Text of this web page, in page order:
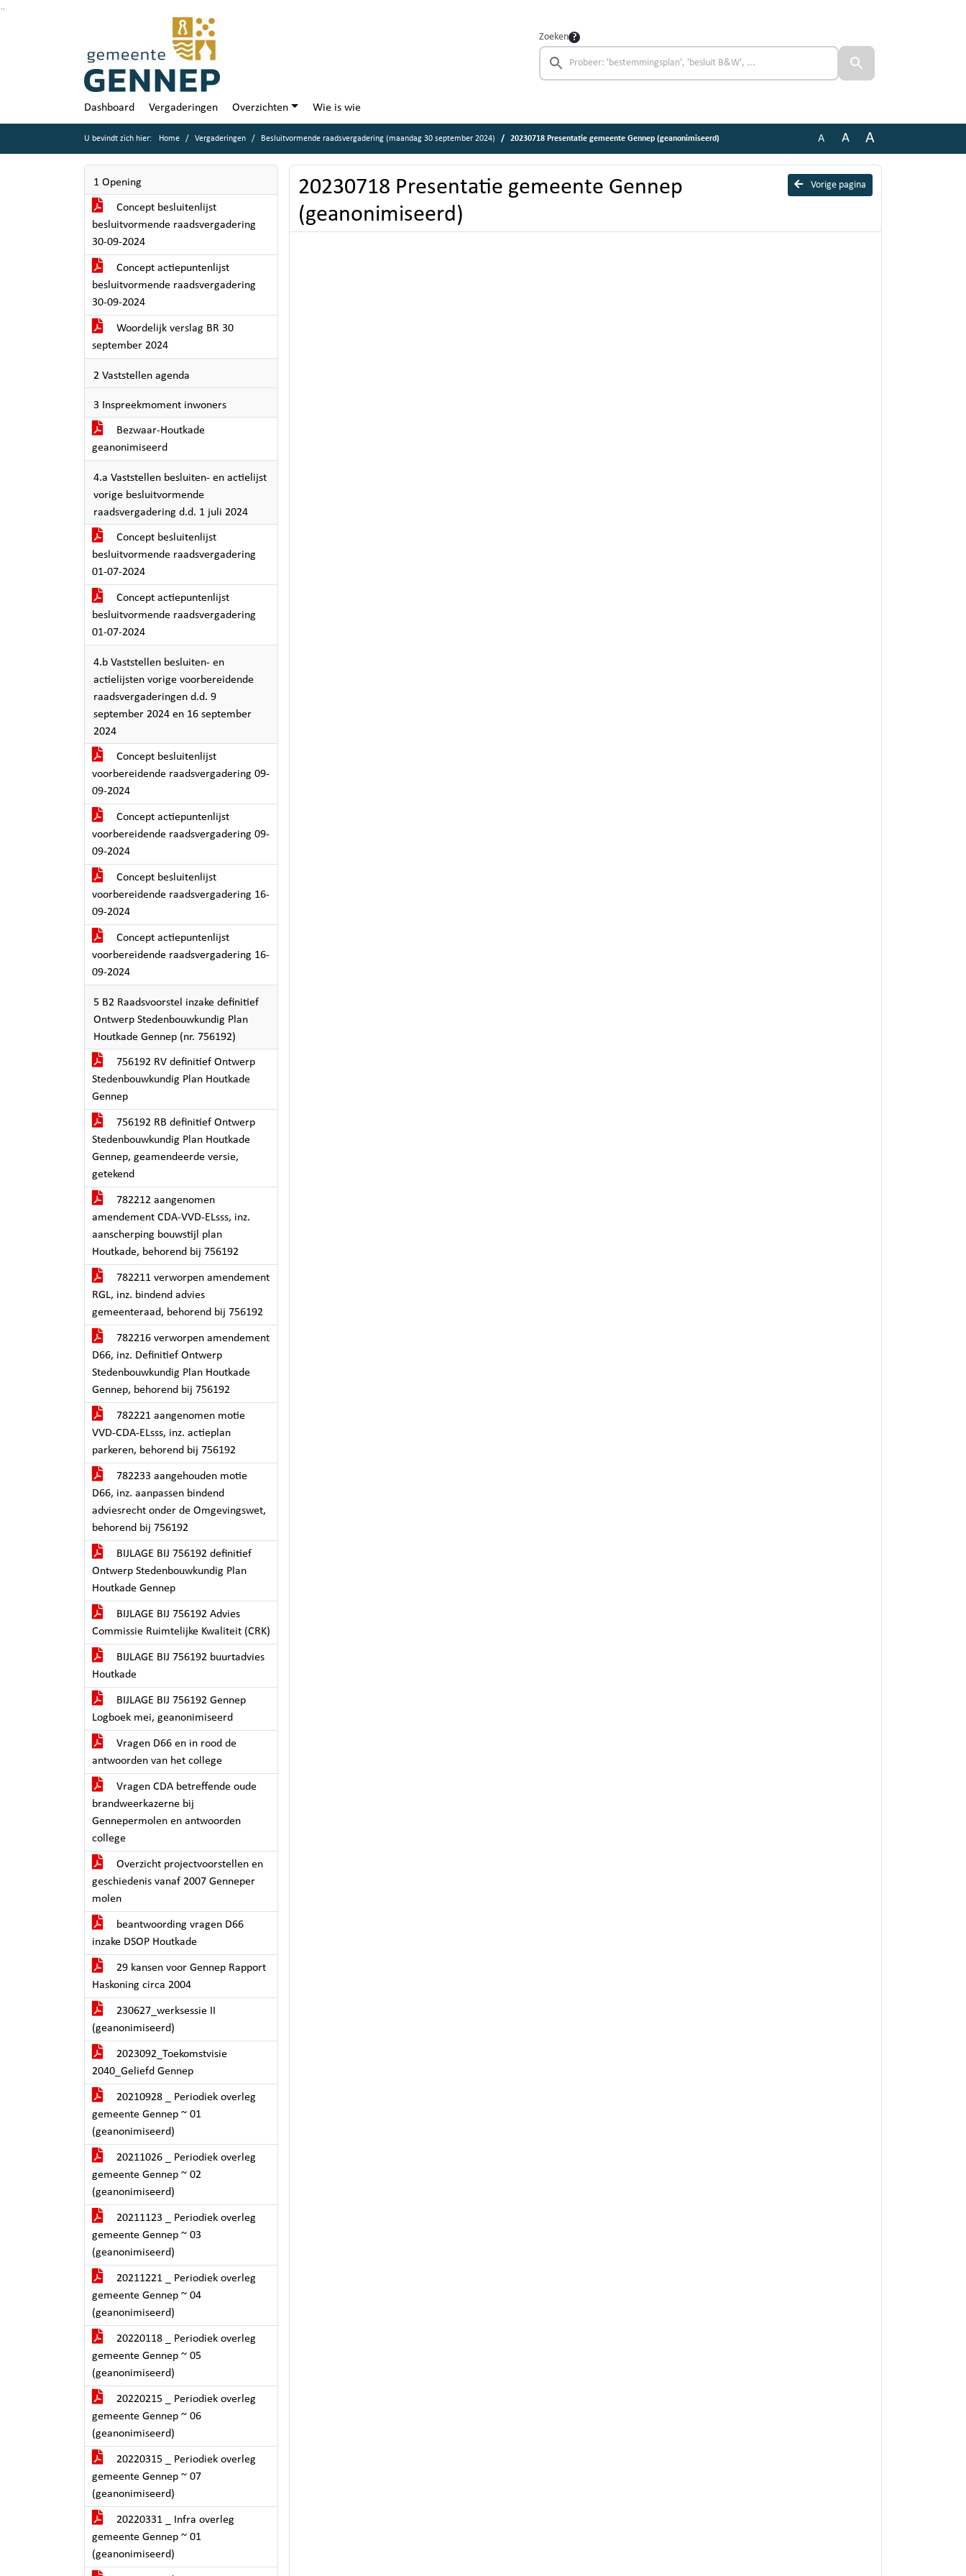
Zoeken
Dashboard Vergaderingen Overzichten Wie is wie
U bevindt zich hier: Home Vergaderingen Besluitvormende raadsvergadering (maandag 30 september 2024) 20230718 Presentatie gemeente Gennep (geanonimiseerd) A A A
1 Opening
Concept besluitenlijst
besluitvormende raadsvergadering
30-09-2024
Concept actiepuntenlijst
besluitvormende raadsvergadering
30-09-2024
Woordelijk verslag BR 30
september 2024
2 Vaststellen agenda
3 Inspreekmoment inwoners
Bezwaar-Houtkade
geanonimiseerd
4.a Vaststellen besluiten- en actielijst
vorige besluitvormende
raadsvergadering d.d. 1 juli 2024
Concept besluitenlijst
besluitvormende raadsvergadering
01-07-2024
Concept actiepuntenlijst
besluitvormende raadsvergadering
01-07-2024
4.b Vaststellen besluiten- en
actielijsten vorige voorbereidende
raadsvergaderingen d.d. 9
september 2024 en 16 september
2024
Concept besluitenlijst
voorbereidende raadsvergadering 09-
09-2024
Concept actiepuntenlijst
voorbereidende raadsvergadering 09-
09-2024
Concept besluitenlijst
voorbereidende raadsvergadering 16-
09-2024
Concept actiepuntenlijst
voorbereidende raadsvergadering 16-
09-2024
5 B2 Raadsvoorstel inzake definitief
Ontwerp Stedenbouwkundig Plan
Houtkade Gennep (nr. 756192)
756192 RV definitief Ontwerp
Stedenbouwkundig Plan Houtkade
Gennep
756192 RB definitief Ontwerp
Stedenbouwkundig Plan Houtkade
Gennep, geamendeerde versie,
getekend
782212 aangenomen
amendement CDA-VVD-ELsss, inz.
aanscherping bouwstijl plan
Houtkade, behorend bij 756192
782211 verworpen amendement
RGL, inz. bindend advies
gemeenteraad, behorend bij 756192
782216 verworpen amendement
D66, inz. Definitief Ontwerp
Stedenbouwkundig Plan Houtkade
Gennep, behorend bij 756192
782221 aangenomen motie
VVD-CDA-ELsss, inz. actieplan
parkeren, behorend bij 756192
782233 aangehouden motie
D66, inz. aanpassen bindend
adviesrecht onder de Omgevingswet,
behorend bij 756192
BIJLAGE BIJ 756192 definitief
Ontwerp Stedenbouwkundig Plan
Houtkade Gennep
BIJLAGE BIJ 756192 Advies
Commissie Ruimtelijke Kwaliteit (CRK)
BIJLAGE BIJ 756192 buurtadvies
Houtkade
BIJLAGE BIJ 756192 Gennep
Logboek mei, geanonimiseerd
Vragen D66 en in rood de
antwoorden van het college
Vragen CDA betreffende oude
brandweerkazerne bij
Gennepermolen en antwoorden
college
Overzicht projectvoorstellen en
geschiedenis vanaf 2007 Genneper
molen
beantwoording vragen D66
inzake DSOP Houtkade
29 kansen voor Gennep Rapport
Haskoning circa 2004
230627_werksessie II
(geanonimiseerd)
2023092_Toekomstvisie
2040_Geliefd Gennep
20210928 _ Periodiek overleg
gemeente Gennep ~ 01
(geanonimiseerd)
20211026 _ Periodiek overleg
gemeente Gennep ~ 02
(geanonimiseerd)
20211123 _ Periodiek overleg
gemeente Gennep ~ 03
(geanonimiseerd)
20211221 _ Periodiek overleg
gemeente Gennep ~ 04
(geanonimiseerd)
20220118 _ Periodiek overleg
gemeente Gennep ~ 05
(geanonimiseerd)
20220215 _ Periodiek overleg
gemeente Gennep ~ 06
(geanonimiseerd)
20220315 _ Periodiek overleg
gemeente Gennep ~ 07
(geanonimiseerd)
20220331 _ Infra overleg
gemeente Gennep ~ 01
(geanonimiseerd)
Vorige pagina
20230718 Presentatie gemeente Gennep
(geanonimiseerd)